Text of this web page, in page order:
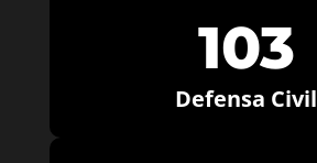
103
Defensa Civil